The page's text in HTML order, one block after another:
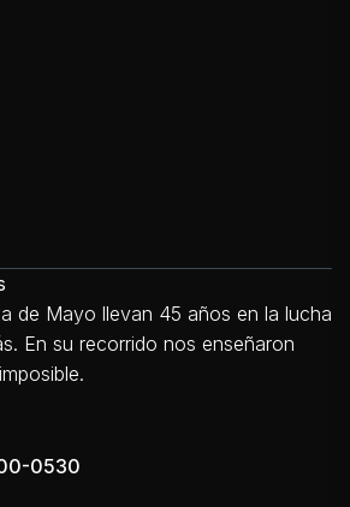
de Mayo llevan 45 años en la lucha
En su recorrido nos enseñaron
0530